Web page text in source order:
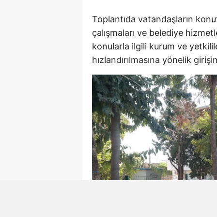
Toplantıda vatandaşların
çalışmaları ve belediye
konularla ilgili kurum ve
hızlandırılmasına yönelik